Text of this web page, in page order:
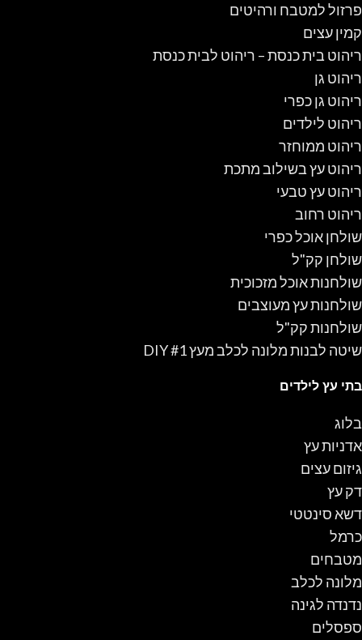
פרזול למטבח ורהיטים
קמין עצים
ריהוט בית כנסת – ריהוט לבית כנסת
ריהוט גן
ריהוט גן כפרי
ריהוט לילדים
ריהוט ממוחזר
ריהוט עץ בשילוב מתכת
ריהוט עץ טבעי
ריהוט רחוב
שולחן אוכל כפרי
שולחן קק"ל
שולחנות אוכל מזכוכית
שולחנות עץ מעוצבים
שולחנות קק"ל
שיטה לבנות מלונה לכלב מעץ #1 DIY
בתי עץ לילדים
בלוג
אדניות עץ
גיזום עצים
דק עץ
דשא סינטטי
כרמל
מטבחים
מלונה לכלב
נדנדה לגינה
ספסלים